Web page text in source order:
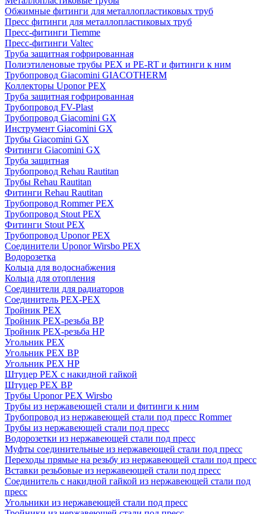
Обжимные фитинги для металлопластиковых труб
Пресс фитинги для металлопластиковых труб
Пресс-фитинги Tiemme
Пресс-фитинги Valtec
Труба защитная гофрированная
Полиэтиленовые трубы PEX и PE-RT и фитинги к ним
Трубопровод Giacomini GIACOTHERM
Коллекторы Uponor PEX
Труба защитная гофрированная
Трубопровод FV-Plast
Трубопровод Giacomini GX
Инструмент Giacomini GX
Трубы Giacomini GX
Фитинги Giacomini GX
Труба защитная
Трубопровод Rehau Rautitan
Трубы Rehau Rautitan
Фитинги Rehau Rautitan
Трубопровод Rommer PEX
Трубопровод Stout PEX
Фитинги Stout PEX
Трубопровод Uponor PEX
Соединители Uponor Wirsbo PEX
Водорозетка
Кольца для водоснабжения
Кольца для отопления
Соединители для радиаторов
Соединитель PEX-PEX
Тройник PEX
Тройник PEX-резьба ВР
Тройник PEX-резьба НР
Угольник PEX
Угольник PEX ВР
Угольник PEX НР
Штуцер PEX c накидной гайкой
Штуцер PEX ВР
Трубы Uponor PEX Wirsbo
Трубы из нержавеющей стали и фитинги к ним
Трубопровод из нержавеющей стали под пресс Rommer
Трубы из нержавеющей стали под пресс
Водорозетки из нержавеющей стали под пресс
Муфты соединительные из нержавеющей стали под пресс
Переходы прямые на резьбу из нержавеющей стали под пресс
Вставки резьбовые из нержавеющей стали под пресс
Соединитель с накидной гайкой из нержавеющей стали под
пресс
Угольники из нержавеющей стали под пресс